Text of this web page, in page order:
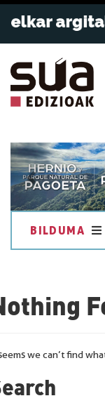
Previous
BILDUMA
we can’t find